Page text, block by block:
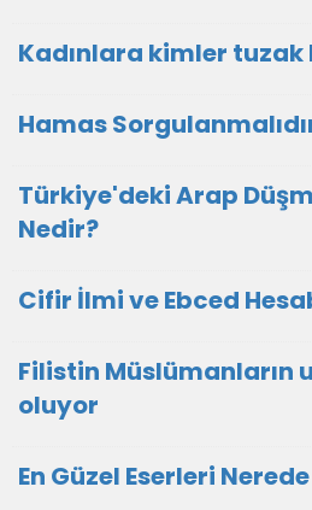
Kadınlara kimler
Hamas
Türkiye'deki Arap
Nedir?
Cifir İlmi ve Ebced
Filistin Müslümanların
oluyor
En Güzel Eserleri